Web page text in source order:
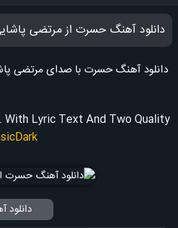
دانلود آهنگ حسرت از مرتضی
دانلود آهنگ حسرت با صدای مرتضی
With Lyric Text And Two Quality